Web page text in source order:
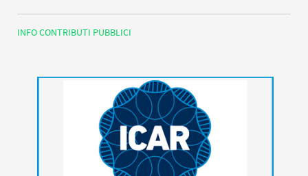
INFO CONTRIBUTI PUBBLICI